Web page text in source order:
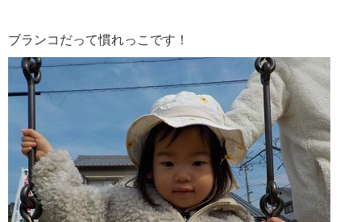
ブランコだって慣れっこです！